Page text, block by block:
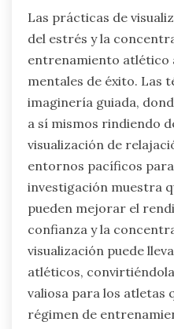
Las prácticas de
del estrés y la
entrenamiento atlético
mentales de éxito. Las
imaginería guiada,
a sí mismos rindiendo
visualización de
entornos pacíficos
investigación muestra
pueden mejorar el
confianza y la
visualización puede
atléticos,
valiosa para los atletas
régimen de